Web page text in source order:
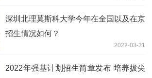
深圳北理莫斯科大学今年在全国以及在京
招生情况如何？
2022-03-31
2022年强基计划招生简章发布 培养拔尖